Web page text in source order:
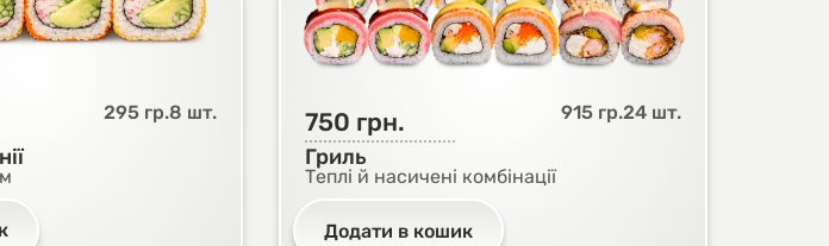
295 гр.8 шт. 750 грн. 915 гр.24 шт.
Гриль
Теплі й насичені комбінації
Додати в кошик